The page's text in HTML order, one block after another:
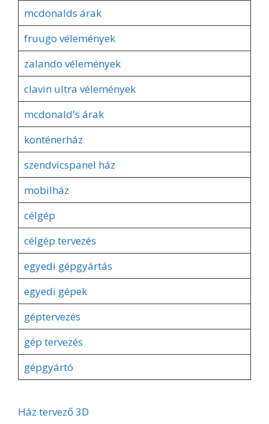
mcdonalds árak
fruugo vélemények
zalando vélemények
clavin ultra vélemények
mcdonald's árak
konténerház
szendvicspanel ház
mobilház
célgép
célgép tervezés
egyedi gépgyártás
egyedi gépek
géptervezés
gép tervezés
gépgyártó
Ház tervező 3D